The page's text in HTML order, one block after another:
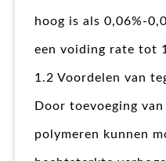
hoog is als 0,06%-
een voiding rate tot
1.2 Voordelen van
Door toevoeging
polymeren kunnen